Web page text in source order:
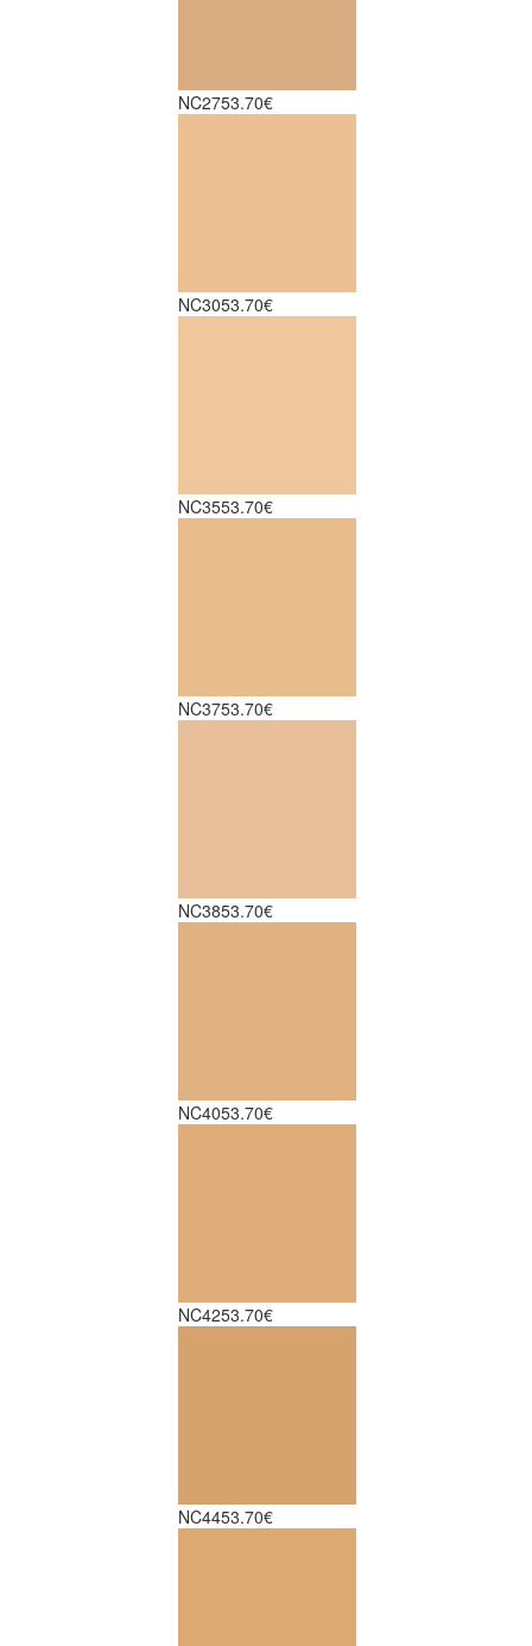
NC2753.70€
NC3053.70€
NC3553.70€
NC3753.70€
NC3853.70€
NC4053.70€
NC4253.70€
NC4453.70€